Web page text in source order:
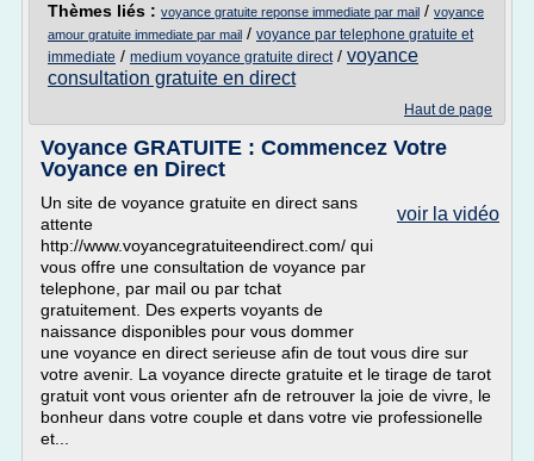
Thèmes liés : voyance gratuite reponse immediate par mail / voyance
amour gratuite immediate par mail / voyance par telephone gratuite et
immediate / medium voyance gratuite direct/ voyance
consultation gratuite en direct
Haut de page
Voyance GRATUITE : Commencez Votre
Voyance en Direct
voir la vidéo
Un site de voyance gratuite en direct sans
attente
http://www.voyancegratuiteendirect.com/ qui
vous offre une consultation de voyance par
telephone, par mail ou par tchat
gratuitement. Des experts voyants de
naissance disponibles pour vous dommer
une voyance en direct serieuse afin de tout vous dire sur
votre avenir. La voyance directe gratuite et le tirage de tarot
gratuit vont vous orienter afn de retrouver la joie de vivre, le
bonheur dans votre couple et dans votre vie professionelle
et...